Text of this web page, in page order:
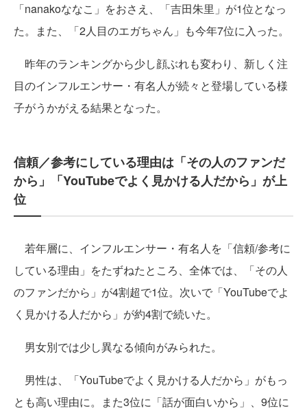
「nanakoななこ」をおさえ、「吉田朱里」が1位となっ
た。また、「2人目のエガちゃん」も今年7位に入った。
昨年のランキングから少し顔ぶれも変わり、新しく注
目のインフルエンサー・有名人が続々と登場している様
子がうかがえる結果となった。
信頼／参考にしている理由は「その人のファンだ
から」「YouTubeでよく見かける人だから」が上
位
若年層に、インフルエンサー・有名人を「信頼/参考に
している理由」をたずねたところ、全体では、「その人
のファンだから」が4割超で1位。次いで「YouTubeでよ
く見かける人だから」が約4割で続いた。
男女別では少し異なる傾向がみられた。
男性は、「YouTubeでよく見かける人だから」がもっ
とも高い理由に。また3位に「話が面白いから」、9位に